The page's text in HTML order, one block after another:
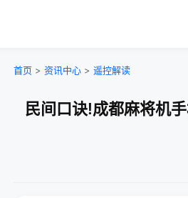
首页 > 资讯中心 > 遥控解读
民间口诀!成都麻将机